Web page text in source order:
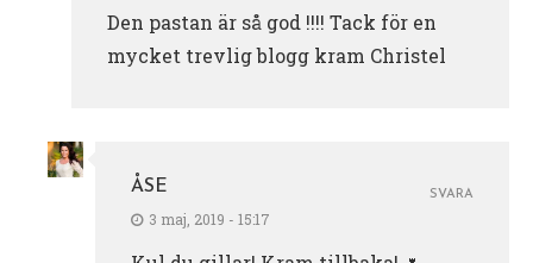
Den pastan är så god !!!! Tack för en
mycket trevlig blogg kram Christel
ÅSE
3 maj, 2019 - 15:17
SVARA